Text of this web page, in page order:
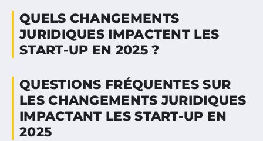
QUELS CHANGEMENTS
JURIDIQUES IMPACTENT LES
START-UP EN 2025 ?
QUESTIONS FRÉQUENTES SUR
LES CHANGEMENTS JURIDIQUES
IMPACTANT LES START-UP EN
2025